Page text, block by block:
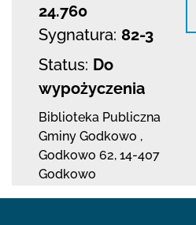
24.760
Sygnatura: 82-3
Status: Do
wypożyczenia
Biblioteka Publiczna
Gminy Godkowo ,
Godkowo 62, 14-407
Godkowo